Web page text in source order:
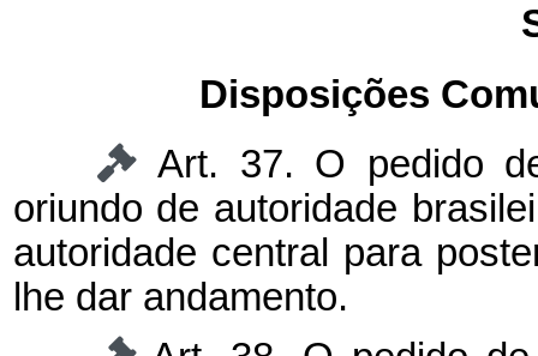
Disposições
Art. 37. O pedido
oriundo de autoridade
autoridade central para
lhe dar andamento.